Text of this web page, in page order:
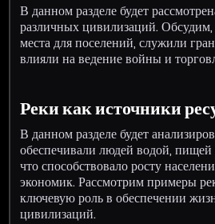
В данном разделе будет
различных цивилизаций. Обсудим,
места для поселений, служили
влияли на ведение войны и
Реки как источники
В данном разделе будет
обеспечивали людей водой,
что способствовало росту
экономик. Рассмотрим примеры
ключевую роль в обеспечении
цивилизаций.